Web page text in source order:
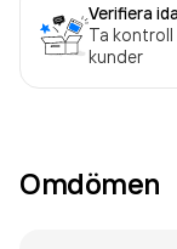
Verifiera
Ta
kunder
Omdömen